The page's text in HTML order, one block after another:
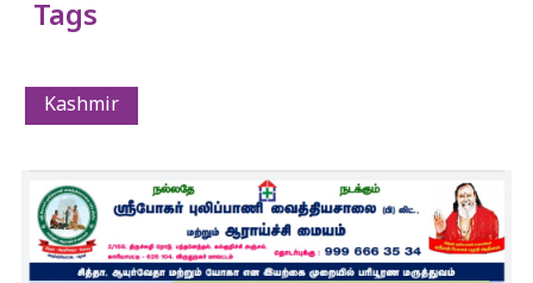
Tags
Kashmir